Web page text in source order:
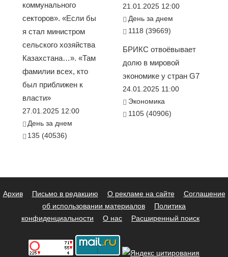
коммунального
секторов». «Если бы
я стал министром
сельского хозяйства
Казахстана…». «Там
фамилии всех, кто
был приближен к
власти»
27.01.2025 12:00
День за днем
135 (40536)
21.01.2025 12:00
День за днем
1118 (39669)
БРИКС отвоёвывает
долю в мировой
экономике у стран G7
24.01.2025 11:00
Экономика
1105 (40906)
Архив Письмо в редакцию О рекламе на сайте
Соглашение
об использовании материалов
Политика
конфиденциальности
О нас Расширенный поиск